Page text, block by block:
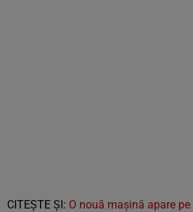
CITEȘTE ȘI: O nouă mașină apare